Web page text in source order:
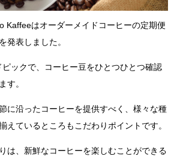
Kaffeeはオーダーメイドコーヒーの定期便
発表しました。
ックで、コーヒー豆をひとつひとつ確認
す。
に沿ったコーヒーを提供すべく、様々な種
えているところもこだわりポイントです。
は、新鮮なコーヒーを楽しむことができる